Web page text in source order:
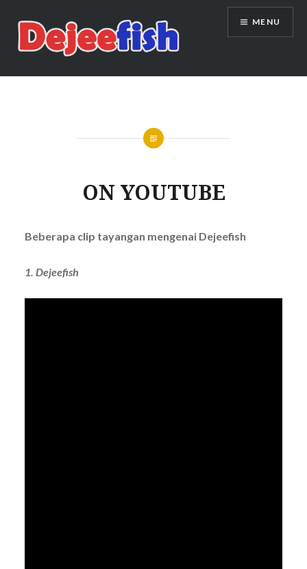
content
DEJEEFISH | PRODUSEN BENIH
MENU
ON YOUTUBE
Beberapa clip tayangan mengenai Dejeefish
1. Dejeefish